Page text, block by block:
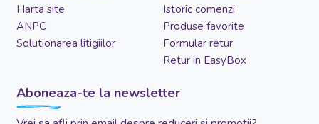
Harta site
ANPC
Solutionarea litigiilor
Istoric comenzi
Produse favorite
Formular retur
Retur in EasyBox
Aboneaza-te la newsletter